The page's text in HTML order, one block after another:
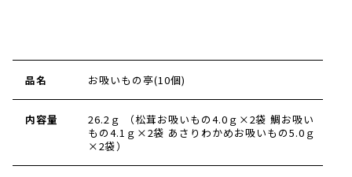
品名 お吸いもの亭(10個)
内容量
26.2ｇ （松茸お吸いもの4.0ｇ×2袋 鯛お吸い
もの4.1ｇ×2袋 あさりわかめお吸いもの5.0ｇ
×2袋）